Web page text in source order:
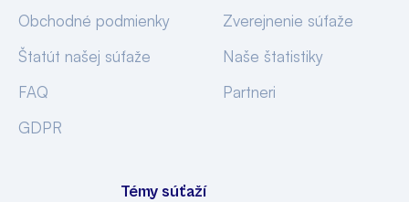
Obchodné podmienky
Štatút našej súťaže
FAQ
GDPR
Zverejnenie súťaže
Naše štatistiky
Partneri
Témy súťaží